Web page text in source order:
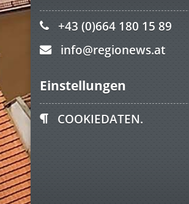
+43 (0)664 180 15 89
info@regionews.at
Einstellungen
COOKIEDATEN.